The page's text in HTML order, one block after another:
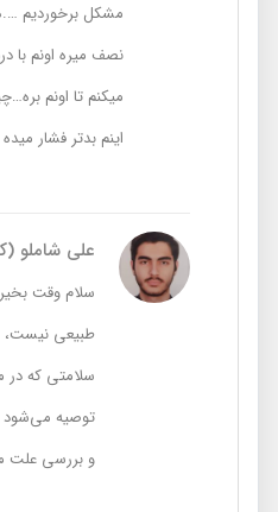
مشکل برخوردیم
نصف میره اونم با درد
میکنم تا اونم
اینم بدتر فشار میده هی
علی شاملو
سلام وقت بخیر
طبیعی نیست،
سلامتی که در
توصیه می‌شود به
و بررسی علت